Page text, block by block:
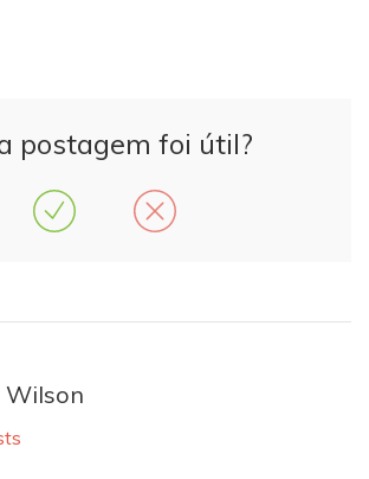
postagem foi útil?
Wilson